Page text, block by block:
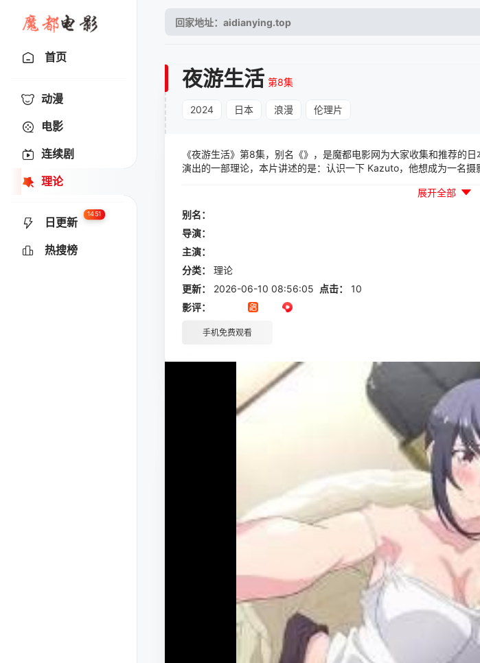
首页
动漫
电影
连续剧
理论
日更新
1451
热搜榜
夜游生活 第8集
2024 日本 浪漫 伦理片
《夜游生活》第8集，别名《》，是魔都电影网为大家收集和推荐的
演出的一部理论，本片讲述的是：认识一下 Kazuto，他想成为一名
不能告诉 Kazuto 的秘密……然后，一天晚上，事情开始发生变化……
展开全部
别名：
导演：
主演：
分类：
理论
更新：
2026-06-10 08:56:05 点击：
10
影评：
手机免费观看